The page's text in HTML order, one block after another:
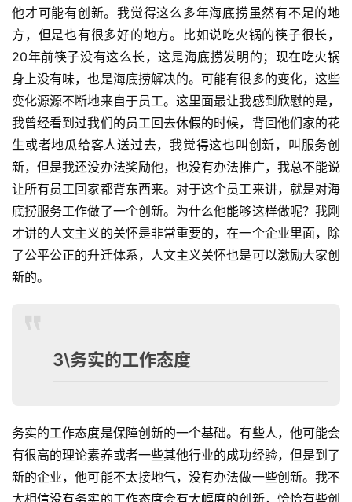
页
标
杆
他才可能有创新。我觉得这么多年海底捞虽然有不足的地
方，但是也有很多好的地方。比如说吃火锅的筷子很长，
20年前筷子没有这么长，这是海底捞发明的；现在吃火锅
身上没有味，也是海底捞解决的。可能有很多的变化，这些
变化源源不断地来自于员工。这里面最让我感到欣慰的是，
我曾经看到过我们的员工回去休假的时候，背回他们家的花
生或者地瓜给客人送过去，我觉得这也叫创新，叫服务创
新，但是我还没办法奖励他，也没有办法推广，我总不能说
让所有员工回家都背东西来。对于这个员工来讲，就是对海
底捞服务工作做了一个创新。为什么他能够这样做呢？我刚
才讲的人文主义的关怀是非常重要的，在一个企业里面，除
了公平公正的升迁体系，人文主义关怀也是可以激励大家创
新的。
3\务实的工作态度
务实的工作态度是保障创新的一个基础。有些人，他可能会
有很高的理论素养或者一些其他行业的成功经验，但是到了
新的企业，他可能不太接地气，没有办法做一些创新。我不